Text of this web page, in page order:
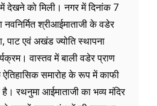
देखने को मिली। नगर में दिनांक 7
श्रीआईमाताजी के वडेर
पाट एवं अखंड ज्योति स्थापना
वास्तव में बाली वडेर प्राण
समारोह के रूप में काफी
रथनुमा आईमाताजी का भव्य मंदिर